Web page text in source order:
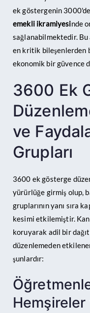
ek göstergenin
emekli ikramiyesinde
sağlanabilmektedir. Bu
en kritik bileşenlerden
ekonomik bir güvence
3600 Ek
ve
Grupları
3600 ek gösterge
yürürlüğe girmiş olup,
gruplarının yanı sıra
kesimi etkilemiştir.
koruyarak adil bir
düzenlemeden
şunlardır: